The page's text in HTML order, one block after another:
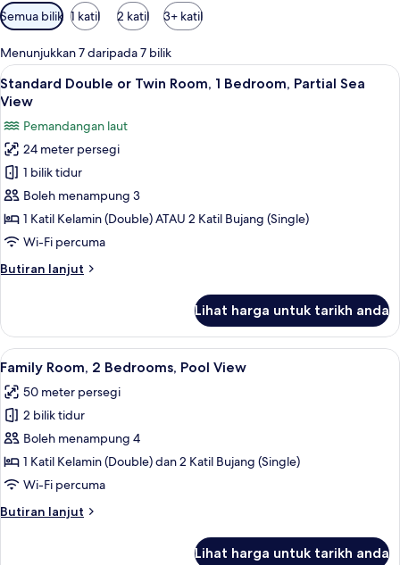
Penapis
yang
tersedia
untuk
bilik
Semua bilik 1 katil 2 katil 3+ katil
Menunjukkan 7 daripada 7 bilik
Lihat
semua
untuk
Standard
Double
or
Twin
Room,
Bedroom,
View
4
Standard Double or Twin Room, 1 Bedroom, Partial Sea
View
Pemandangan laut
24 meter persegi
1 bilik tidur
Boleh menampung 3
1 Katil Kelamin (Double) ATAU 2 Katil Bujang (Single)
Wi-Fi percuma
Butiran lanjut
Butiran
Double
or
Twin
Room,
Bedroom,
Partial
Sea
View
Lihat harga untuk tarikh anda
Lihat
semua
foto
untuk
Family
Room,
2
Pool
Family Room, 2 Bedrooms, Pool
6
Family Room, 2 Bedrooms, Pool View
50 meter persegi
2 bilik tidur
Boleh menampung 4
1 Katil Kelamin (Double) dan 2 Katil Bujang (Single)
Wi-Fi percuma
Butiran lanjut
Butiran
Lihat harga untuk tarikh anda